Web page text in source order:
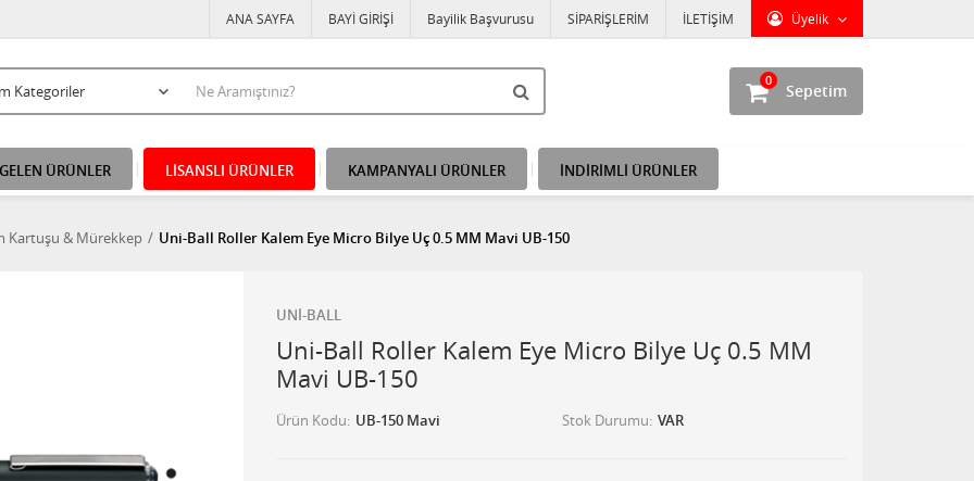
Üyelik
ANA SAYFA BAYİ GİRİŞİ Bayilik Başvurusu SİPARİŞLERİM İLETİŞİM
Sepetim
0
ÜRÜNLER LİSANSLI ÜRÜNLER KAMPANYALI ÜRÜNLER İNDİRİMLİ ÜRÜNLER
Kartuşu & Mürekkep Uni-Ball Roller Kalem Eye Micro Bilye Uç 0.5 MM Mavi UB-150
UNİ-BALL
Uni-Ball Roller Kalem Eye Micro Bilye Uç 0.5 MM
Mavi UB-150
Ürün Kodu UB-150 Mavi Stok Durumu VAR